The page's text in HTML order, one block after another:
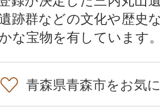
跡群などの文化や歴史
な宝物を有しています
青森県青森市をお気